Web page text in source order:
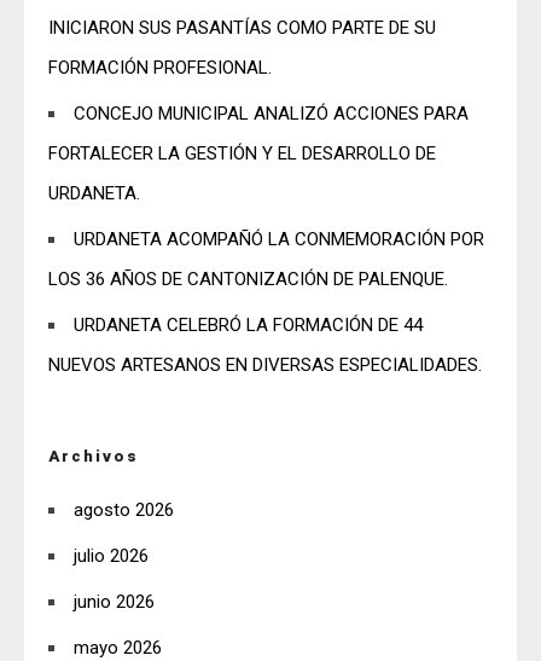
INICIARON SUS PASANTÍAS COMO PARTE DE SU
FORMACIÓN PROFESIONAL.
CONCEJO MUNICIPAL ANALIZÓ ACCIONES PARA
FORTALECER LA GESTIÓN Y EL DESARROLLO DE
URDANETA.
URDANETA ACOMPAÑÓ LA CONMEMORACIÓN POR
LOS 36 AÑOS DE CANTONIZACIÓN DE PALENQUE.
URDANETA CELEBRÓ LA FORMACIÓN DE 44
NUEVOS ARTESANOS EN DIVERSAS ESPECIALIDADES.
Archivos
agosto 2026
julio 2026
junio 2026
mayo 2026